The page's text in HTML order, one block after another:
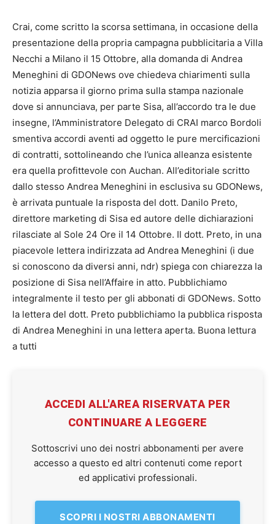
Crai, come scritto la scorsa settimana, in occasione della
presentazione della propria campagna pubblicitaria a Villa
Necchi a Milano il 15 Ottobre, alla domanda di Andrea
Meneghini di GDONews ove chiedeva chiarimenti sulla
notizia apparsa il giorno prima sulla stampa nazionale
dove si annunciava, per parte Sisa, all’accordo tra le due
insegne, l’Amministratore Delegato di CRAI marco Bordoli
smentiva accordi aventi ad oggetto le pure mercificazioni
di contratti, sottolineando che l’unica alleanza esistente
era quella profittevole con Auchan. All’editoriale scritto
dallo stesso Andrea Meneghini in esclusiva su GDONews,
è arrivata puntuale la risposta del dott. Danilo Preto,
direttore marketing di Sisa ed autore delle dichiarazioni
rilasciate al Sole 24 Ore il 14 Ottobre. Il dott. Preto, in una
piacevole lettera indirizzata ad Andrea Meneghini (i due
si conoscono da diversi anni, ndr) spiega con chiarezza la
posizione di Sisa nell’Affaire in atto. Pubblichiamo
integralmente il testo per gli abbonati di GDONews. Sotto
la lettera del dott. Preto pubblichiamo la pubblica risposta
di Andrea Meneghini in una lettera aperta. Buona lettura
a tutti
ACCEDI ALL'AREA RISERVATA PER
CONTINUARE A LEGGERE
Sottoscrivi uno dei nostri abbonamenti per avere
accesso a questo ed altri contenuti come report
ed applicativi professionali.
SCOPRI I NOSTRI ABBONAMENTI